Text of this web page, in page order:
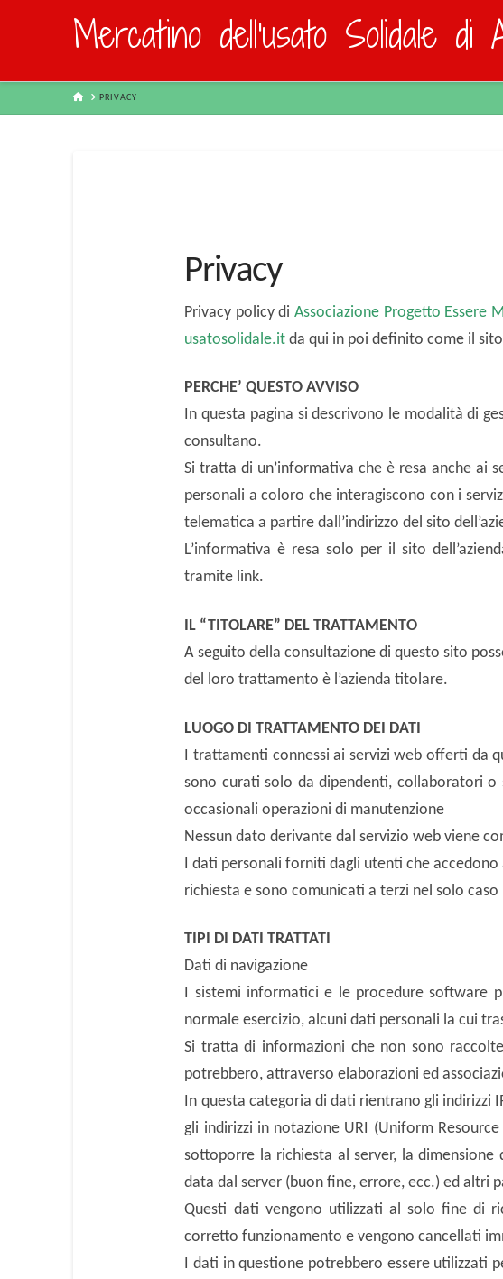
Mercatino dell'usato Solidale di
HOMEPRIVACY
Privacy
Privacy policy diAssociazione Progetto Essere
usatosolidale.it da qui in poi definito come il
PERCHE’ QUESTO AVVISO
In questa pagina si descrivono le modalità di
consultano.
Si tratta di un’informativa che è resa anche ai
personali a coloro che interagiscono con i
telematica a partire dall’indirizzo del sito
L’informativa è resa solo per il sito
tramite link.
IL “TITOLARE” DEL TRATTAMENTO
A seguito della consultazione di questo sito
del loro trattamento è l’azienda titolare.
LUOGO DI TRATTAMENTO DEI DATI
I trattamenti connessi ai servizi web offerti
sono curati solo da dipendenti, collaboratori
occasionali operazioni di manutenzione
Nessun dato derivante dal servizio web viene
I dati personali forniti dagli utenti che
richiesta e sono comunicati a terzi nel solo
TIPI DI DATI TRATTATI
Dati di navigazione
I sistemi informatici e le procedure software
normale esercizio, alcuni dati personali la cui
Si tratta di informazioni che non sono
potrebbero, attraverso elaborazioni ed
In questa categoria di dati rientrano gli indirizzi
gli indirizzi in notazione URI (Uniform
sottoporre la richiesta al server, la
data dal server (buon fine, errore, ecc.) ed altri
Questi dati vengono utilizzati al solo fine di
corretto funzionamento e vengono cancellati
I dati in questione potrebbero essere utilizzati